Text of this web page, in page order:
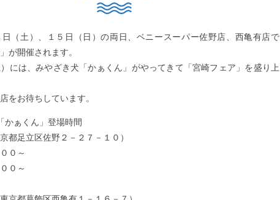
（土）、１５日（日）の両日、ベニースーパー佐野店、西亀有店で
が開催されます。
には、みやざき犬「かぁくん」がやってきて「宮崎フェア」を盛り上
をお待ちしています。
かぁくん」登場時間
都足立区佐野２－２７－１０）
０～
０～